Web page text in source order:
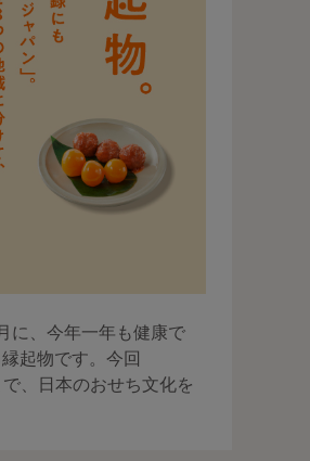
に、今年一年も健康で
起物です。今回
、日本のおせち文化を